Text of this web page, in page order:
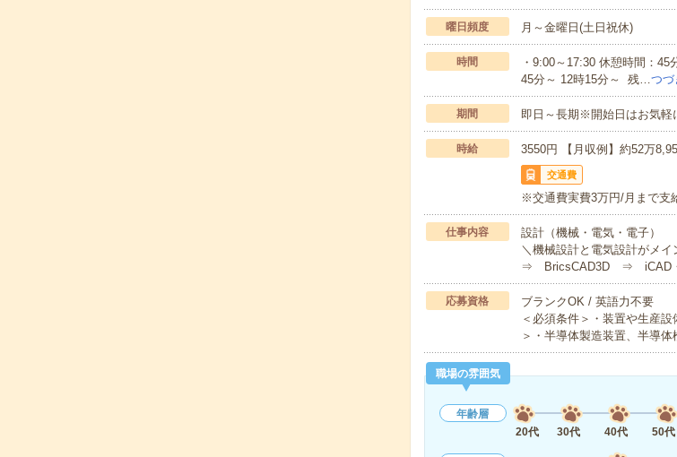
曜日頻度 月～金曜日(土日祝休)
時間
・9:00～17:30 休憩時間：
45分～ 12時15分～ 残…つづ
期間 即日～長期※開始日はお気軽
時給 3550円 【月収例】約52万
交通費
※交通費実費3万円/月まで支
仕事内容
設計（機械・電気・電子）
＼機械設計と電気設計がメ
⇒ BricsCAD3D ⇒ iCAD
応募資格
ブランクOK / 英語力不要
＜必須条件＞・装置や生産
＞・半導体製造装置、半導
職場の雰囲気
年齢層
20代
30代 40代 50代